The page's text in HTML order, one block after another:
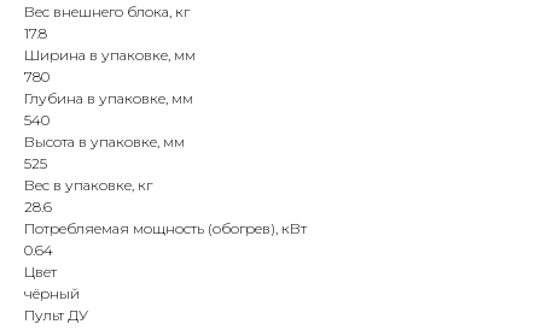
Вес внешнего блока, кг
17.8
Ширина в упаковке, мм
780
Глубина в упаковке, мм
540
Высота в упаковке, мм
525
Вес в упаковке, кг
28.6
Потребляемая мощность (обогрев), кВт
0.64
Цвет
чёрный
Пульт ДУ